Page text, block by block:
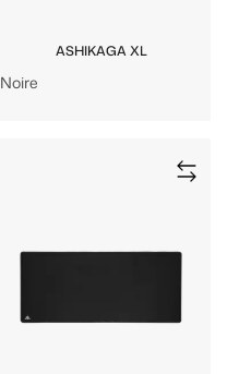
ASHIKAGA XL
Noire